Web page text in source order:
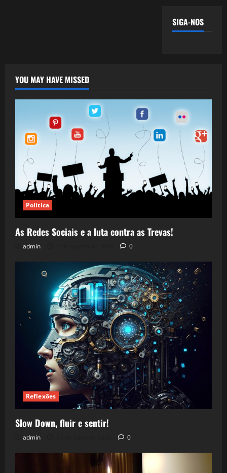
SIGA-NOS
YOU MAY HAVE MISSED
Política
As Redes Sociais e a luta contra as Trevas!
admin 0
Reflexões
Slow Down, fluir e sentir!
admin 0